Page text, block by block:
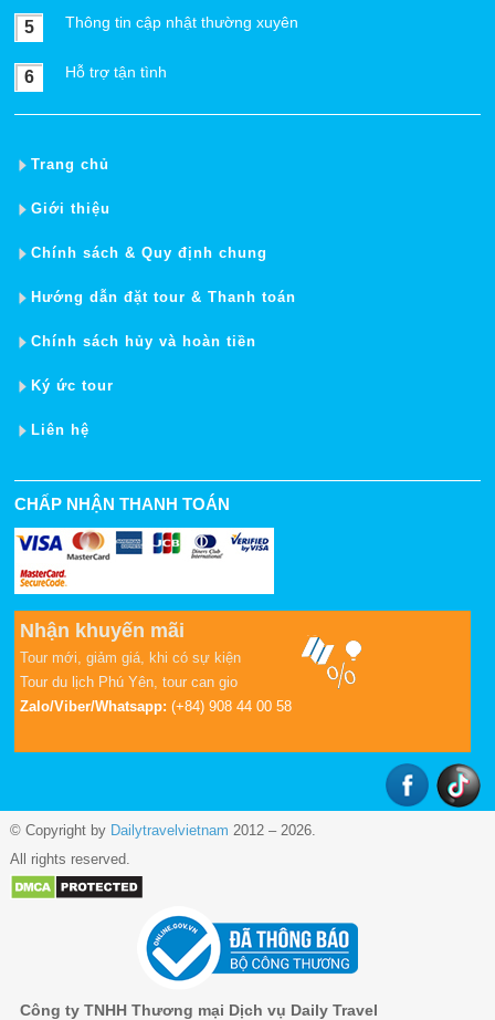
5 Thông tin cập nhật thường xuyên
6 Hỗ trợ tận tình
Trang chủ
Giới thiệu
Chính sách & Quy định chung
Hướng dẫn đặt tour & Thanh toán
Chính sách hủy và hoàn tiền
Ký ức tour
Liên hệ
CHẤP NHẬN THANH TOÁN
Nhận khuyến mãi
Tour mới, giảm giá, khi có sự kiện
Tour du lịch Phú Yên, tour can gio
Zalo/Viber/Whatsapp: (+84) 908 44 00 58
© Copyright by Dailytravelvietnam 2012 – 2026.
All rights reserved.
Công ty TNHH Thương mại Dịch vụ Daily Travel